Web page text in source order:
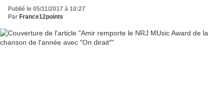
Publié le 05/11/2017 à 10:27
Par France12points